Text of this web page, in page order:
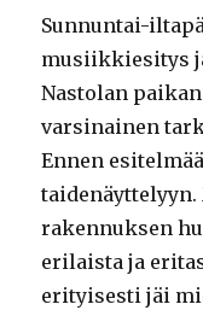
Sunnuntai-
musiikkiesitys
Nastolan
varsinainen
Ennen
rakennuksen
erilaista ja
erityisesti jäi